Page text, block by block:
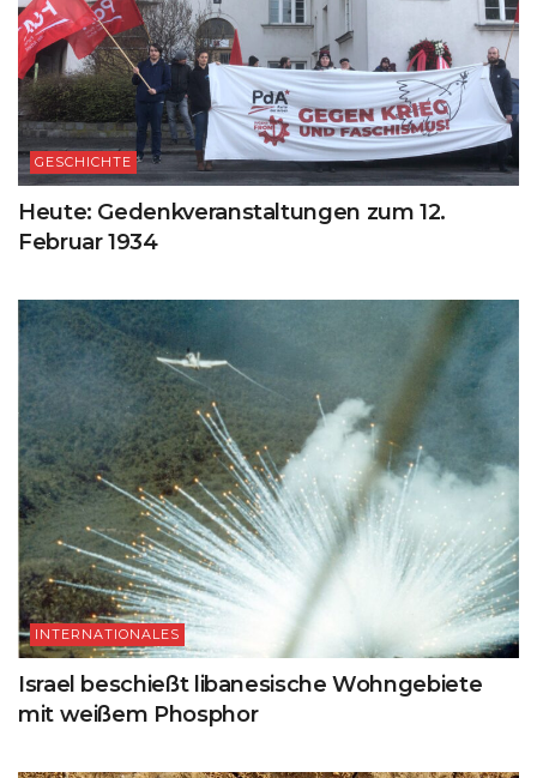
GESCHICHTE
Heute: Gedenkveranstaltungen zum 12.
Februar 1934
INTERNATIONALES
Israel beschießt libanesische Wohngebiete
mit weißem Phosphor